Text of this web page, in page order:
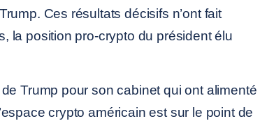
Ces résultats décisifs n’ont fait
la position pro-crypto du président élu
Trump pour son cabinet qui ont alimenté
crypto américain est sur le point de